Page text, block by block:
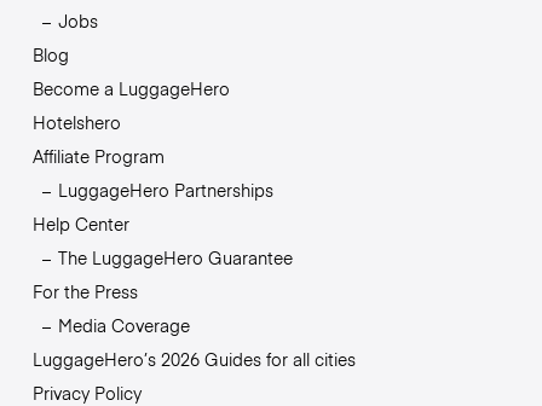
Jobs
Blog
Become a LuggageHero
Hotelshero
Affiliate Program
LuggageHero Partnerships
Help Center
The LuggageHero Guarantee
For the Press
Media Coverage
LuggageHero’s 2026 Guides for all cities
Privacy Policy